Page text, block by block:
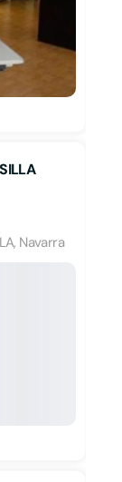
Navarra